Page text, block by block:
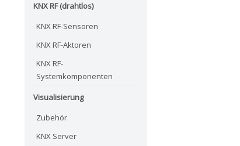
KNX RF (drahtlos)
KNX RF-Sensoren
KNX RF-Aktoren
KNX RF-
Systemkomponenten
Visualisierung
Zubehör
KNX Server